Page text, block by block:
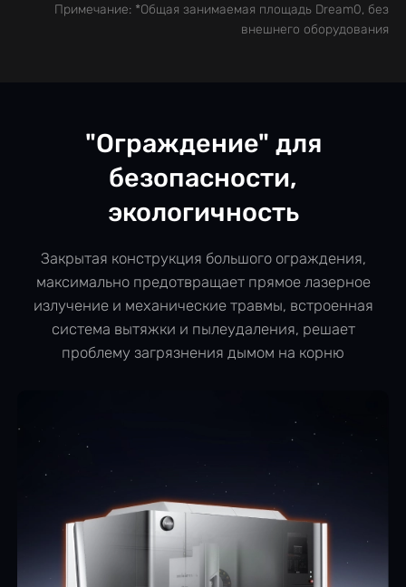
Примечание: *Общая занимаемая площадь Dream0, без
внешнего оборудования
"Ограждение" для
безопасности,
экологичность
Закрытая конструкция большого ограждения,
максимально предотвращает прямое лазерное
излучение и механические травмы, встроенная
система вытяжки и пылеудаления, решает
проблему загрязнения дымом на корню